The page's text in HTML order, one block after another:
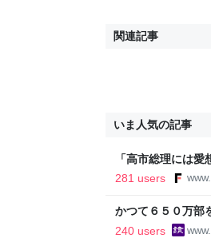
関連記事
いま人気の記事
「高市総理には
以下に…肥料代や
281 users
かつて６５０万部
割れ…国内の紙雑
240 users